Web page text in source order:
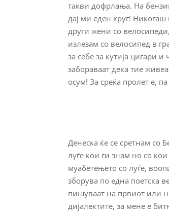
такви дофрлања. На
дај ми еден круг!
други жени со
излезам со велосипед в
за себе за кутија цигари
забораваат дека тие
осум! За среќа пролет е,
Денеска ќе се сретнам со
луѓе кои ги знам но со
муабетењето со луѓе,
зборува по една поетска
пишуваат на првиот или
дијалектите, за мене е